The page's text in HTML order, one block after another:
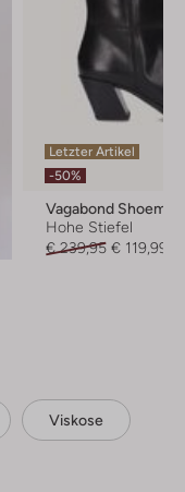
Letzter Artikel
-50%
Vagabond
Hohe Stiefel
€ 239,95 € 119,99
Viskose